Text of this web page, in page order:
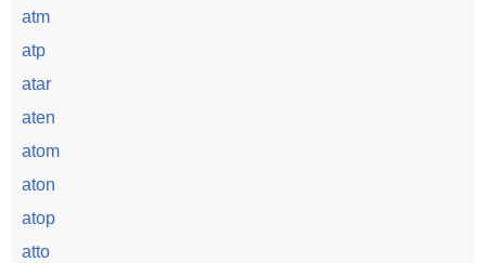
atm
atp
atar
aten
atom
aton
atop
atto